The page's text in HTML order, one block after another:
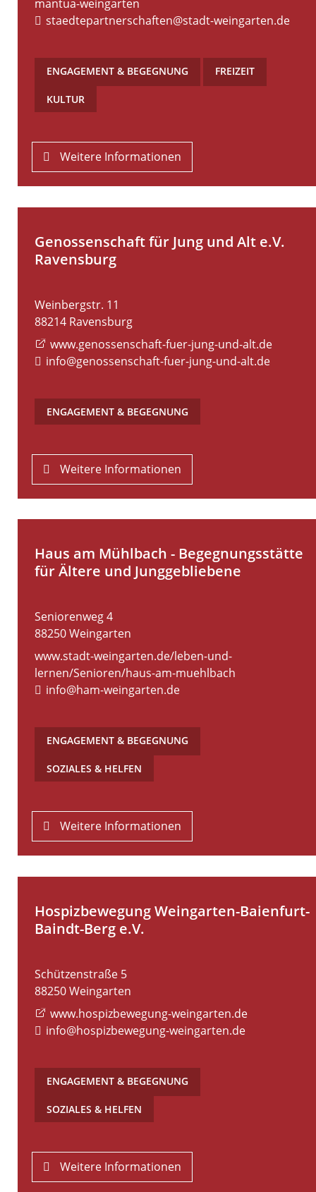
mantua-weingarten
staedtepartnerschaften@stadt-weingarten.de
ENGAGEMENT & BEGEGNUNG FREIZEIT
KULTUR
Weitere Informationen
Genossenschaft für Jung und Alt e.V.
Ravensburg
Weinbergstr. 11
88214 Ravensburg
www.genossenschaft-fuer-jung-und-alt.de
info@genossenschaft-fuer-jung-und-alt.de
ENGAGEMENT & BEGEGNUNG
Weitere Informationen
Haus am Mühlbach - Begegnungsstätte
für Ältere und Junggebliebene
Seniorenweg 4
88250Weingarten
www.stadt-weingarten.de/leben-und-
lernen/Senioren/haus-am-muehlbach
info@ham-weingarten.de
ENGAGEMENT & BEGEGNUNG
SOZIALES & HELFEN
Weitere Informationen
Hospizbewegung Weingarten-Baienfurt-
Baindt-Berg e.V.
Schützenstraße 5
88250Weingarten
www.hospizbewegung-weingarten.de
info@hospizbewegung-weingarten.de
ENGAGEMENT & BEGEGNUNG
SOZIALES & HELFEN
Weitere Informationen